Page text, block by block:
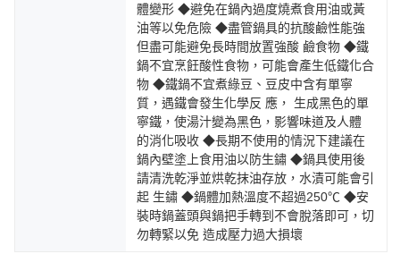
體變形 ◆避免在鍋內過度燒煮食用油或黃
油等以免危險 ◆盡管鍋具的抗酸鹼性能強
但盡可能避免長時間放置強酸 鹼食物 ◆鐵
鍋不宜烹飪酸性食物，可能會產生低鐵化合
物 ◆鐵鍋不宜煮綠豆、豆皮中含有單寧
質，遇鐵會發生化學反 應， 生成黑色的單
寧鐵，使湯汁變為黑色，影響味道及人體
的消化吸收 ◆長期不使用的情況下建議在
鍋內壁塗上食用油以防生鏽 ◆鍋具使用後
請清洗乾淨並烘乾抹油存放，水漬可能會引
起 生鏽 ◆鍋體加熱溫度不超過250℃ ◆安
裝時鍋蓋頭與鍋把手轉到不會脫落即可，切
勿轉緊以免 造成壓力過大損壞